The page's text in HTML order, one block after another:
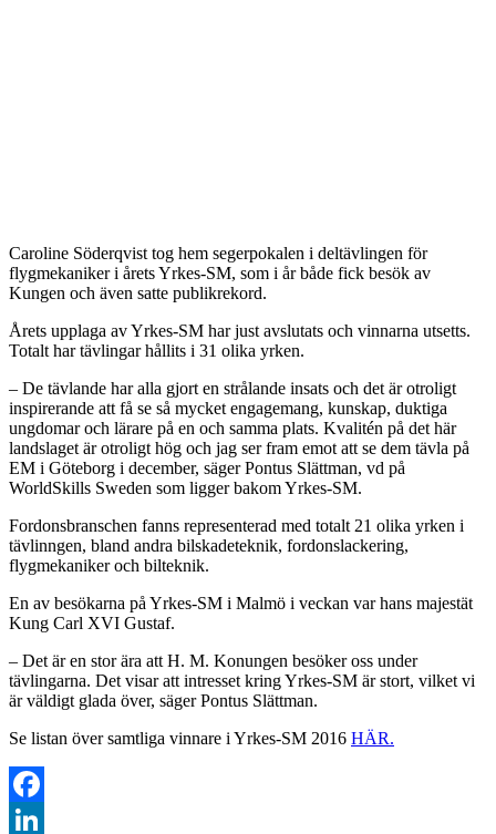
Caroline Söderqvist tog hem segerpokalen i deltävlingen för
flygmekaniker i årets Yrkes-SM, som i år både fick besök av
Kungen och även satte publikrekord.
Årets upplaga av Yrkes-SM har just avslutats och vinnarna utsetts.
Totalt har tävlingar hållits i 31 olika yrken.
– De tävlande har alla gjort en strålande insats och det är otroligt
inspirerande att få se så mycket engagemang, kunskap, duktiga
ungdomar och lärare på en och samma plats. Kvalitén på det här
landslaget är otroligt hög och jag ser fram emot att se dem tävla på
EM i Göteborg i december, säger Pontus Slättman, vd på
WorldSkills Sweden som ligger bakom Yrkes-SM.
Fordonsbranschen fanns representerad med totalt 21 olika yrken i
tävlinngen, bland andra bilskadeteknik, fordonslackering,
flygmekaniker och bilteknik.
En av besökarna på Yrkes-SM i Malmö i veckan var hans majestät
Kung Carl XVI Gustaf.
– Det är en stor ära att H. M. Konungen besöker oss under
tävlingarna. Det visar att intresset kring Yrkes-SM är stort, vilket vi
är väldigt glada över, säger Pontus Slättman.
Se listan över samtliga vinnare i Yrkes-SM 2016 HÄR.
Facebook